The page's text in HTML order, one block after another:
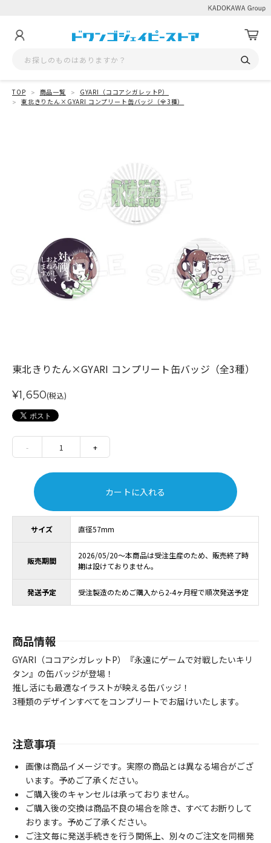
TOP 商品一覧
GYARI（ココアシガレットP）
東北きりたん×GYARI コンプリート缶バッジ（全3種）
サイズ 直径57mm
販売期間
2026/05/20～本商品は受注生産のため、販売終了時
期は設けておりません。
発送予定 受注製造のためご購入から2-4ヶ月程で順次発送予定
東北きりたん×GYARI コンプリート缶バッジ（全3種）
¥1,650(税込)
- 1 +
カートに入れる
商品情報
GYARI（ココアシガレットP）『永遠にゲームで対戦したいキリ
タン』の缶バッジが登場！
推し活にも最適なイラストが映える缶バッジ！
3種類のデザインすべてをコンプリートでお届けいたします。
注意事項
画像は商品イメージです。実際の商品とは異なる場合がござ
います。予めご了承ください。
ご購入後のキャンセルは承っておりません。
ご購入後の交換は商品不良の場合を除き、すべてお断りして
おります。予めご了承ください。
ご注文毎に発送手続きを行う関係上、別々のご注文を同梱発